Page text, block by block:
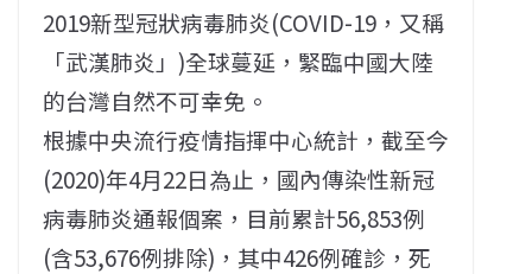
2019新型冠狀病毒肺炎(COVID-19，又稱
「武漢肺炎」)全球蔓延，緊臨中國大陸
的台灣自然不可幸免。
根據中央流行疫情指揮中心統計，截至今
(2020)年4月22日為止，國內傳染性新冠
病毒肺炎通報個案，目前累計56,853例
(含53,676例排除)，其中426例確診，死